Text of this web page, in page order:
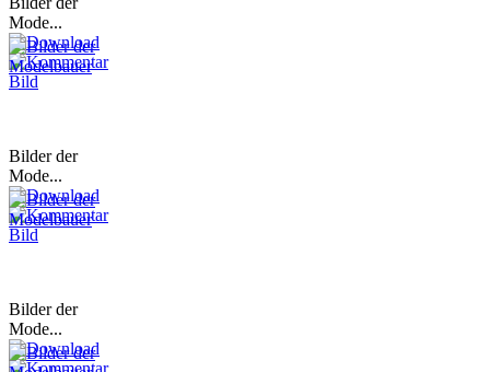
Mode...
Bilder der
Mode...
Bilder der
Mode...